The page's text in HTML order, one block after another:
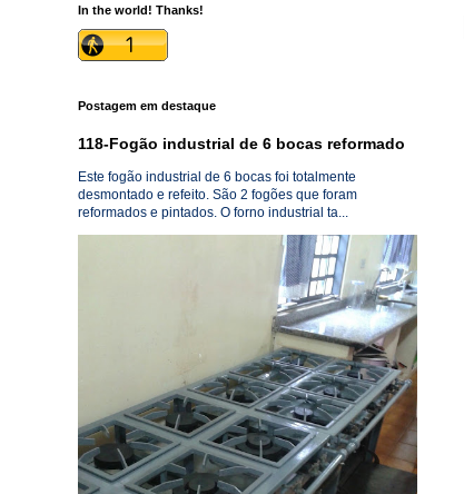
In the world! Thanks!
Postagem em destaque
118-Fogão industrial de 6 bocas reformado
Este fogão industrial de 6 bocas foi totalmente
desmontado e refeito. São 2 fogões que foram
reformados e pintados. O forno industrial ta...